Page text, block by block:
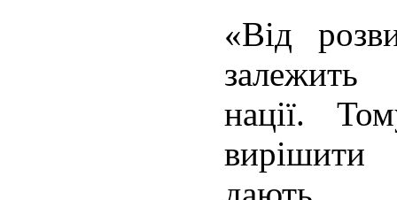
«Від
залежить
нації.